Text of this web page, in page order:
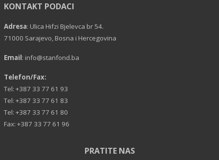
KONTAKT PODACI
Adresa: Ulica Hifzi Bjelevca br 54.
71000 Sarajevo, Bosna i Hercegovina
Email: info@stanfond.ba
Telefon/Fax:
Tel: +387 33 77 61 93
Tel: +387 33 77 61 83
Tel: +387 33 77 61 80
Fax: +387 33 77 61 96
PRATITE NAS